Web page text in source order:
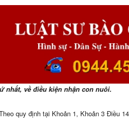
nhất, về điều kiện nhận con nuôi.
quy định tại Khoản 1, Khoản 3 Điều